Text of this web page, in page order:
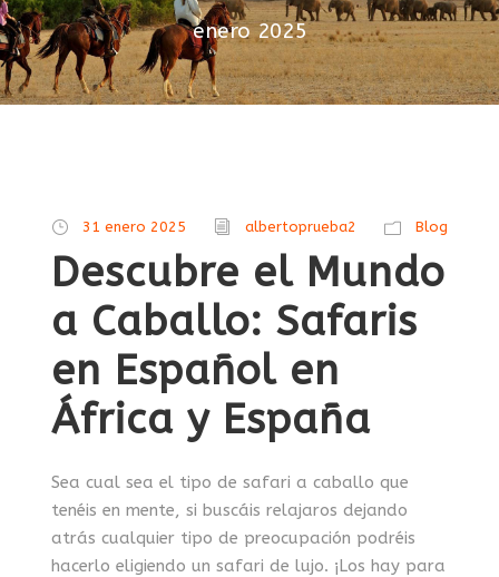
enero 2025
31 enero 2025 albertoprueba2 Blog
Descubre el Mundo
a Caballo: Safaris
en Español en
África y España
Sea cual sea el tipo de safari a caballo que
tenéis en mente, si buscáis relajaros dejando
atrás cualquier tipo de preocupación podréis
hacerlo eligiendo un safari de lujo. ¡Los hay para